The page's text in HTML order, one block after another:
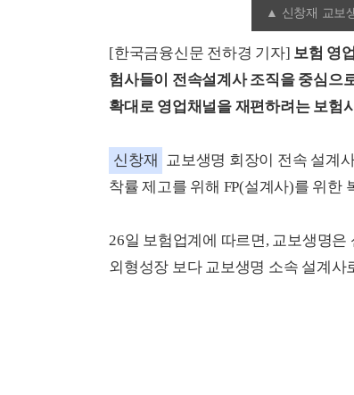
▲ 신창재 교보
[한국금융신문 전하경 기자] 보험 영
험사들이 전속설계사 조직을 중심으
확대로 영업채널을 재편하려는 보험
신창재
교보생명 회장이 전속 설계
착률 제고를 위해 FP(설계사)를 위한
26일 보험업계에 따르면, 교보생명
외형성장 보다 교보생명 소속 설계사